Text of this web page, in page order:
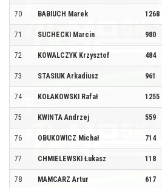
70 BABIUCH Marek 1268
71 SUCHECKI Marcin 980
72 KOWALCZYK Krzysztof 484
73 STASIUK Arkadiusz 961
74 KOŁAKOWSKI Rafał 1255
75 KWINTA Andrzej 559
76 OBUKOWICZ Michał 714
77 CHMIELEWSKI Łukasz 118
78 MAMCARZ Artur 617